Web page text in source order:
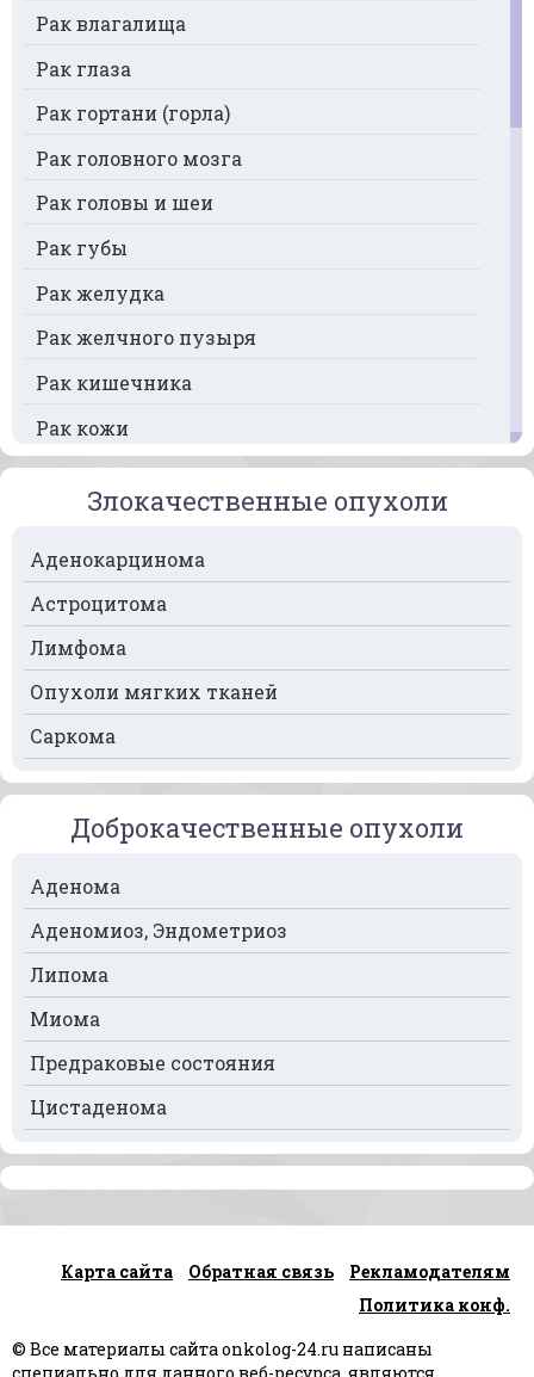
Рак влагалища
Рак глаза
Рак гортани (горла)
Рак головного мозга
Рак головы и шеи
Рак губы
Рак желудка
Рак желчного пузыря
Рак кишечника
Рак кожи
Рак кости
Рак крови
Рак легких
Рак лимфоузлов
Рак молочной железы
Рак мочевого пузыря
Рак носа
Рак печени
Рак пищевода
Рак поджелудочной железы
Рак предстательной железы
Рак почек
Рак селезёнки
Рак сердца
Рак спинного мозга
Рак шейки матки
Рак языка
Рак яичников
Злокачественные опухоли
Аденокарцинома
Астроцитома
Лимфома
Опухоли мягких тканей
Саркома
Доброкачественные опухоли
Аденома
Аденомиоз, Эндометриоз
Липома
Миома
Предраковые состояния
Цистаденома
Карта сайта Обратная связь
Рекламодателям
Политика конф.
© Все материалы сайта onkolog-24.ru написаны